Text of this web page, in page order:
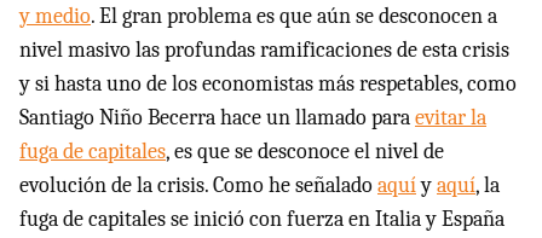
y medio. El gran problema es que aún se desconocen a
nivel masivo las profundas ramificaciones de esta crisis
y si hasta uno de los economistas más respetables, como
Santiago Niño Becerra hace un llamado paraevitar la
fuga de capitales, es que se desconoce el nivel de
evolución de la crisis. Como he señaladoaquíyaquí, la
fuga de capitales se inició con fuerza en Italia y España